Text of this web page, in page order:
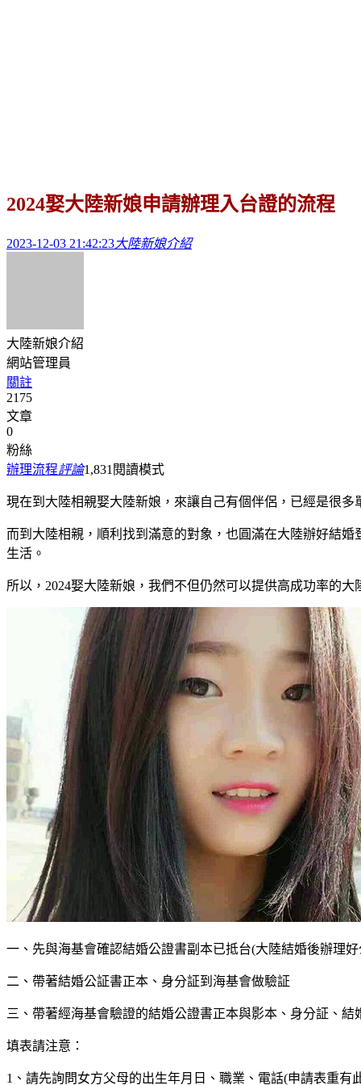
2024娶大陸新娘申請辦理入台證的流程
2023-12-03 21:42:23大陸新娘介紹
大陸新娘介紹
網站管理員
關註
2175
文章
0
粉絲
辦理流程評論1,831 閱讀模式
現在到大陸相親娶大陸新娘，來讓自己有個伴侶，已經是很多
而到大陸相親，順利找到滿意的對象，也圓滿在大陸辦好結
生活。
所以，2024娶大陸新娘，我們不但仍然可以提供高成功率的
一、先與海基會確認結婚公證書副本已抵台(大陸結婚後辦理
二、帶著結婚公証書正本、身分証到海基會做驗証
三、帶著經海基會驗證的結婚公證書正本與影本、身分証、
填表請注意：
1、請先詢問女方父母的出生年月日、職業、電話(申請表重有